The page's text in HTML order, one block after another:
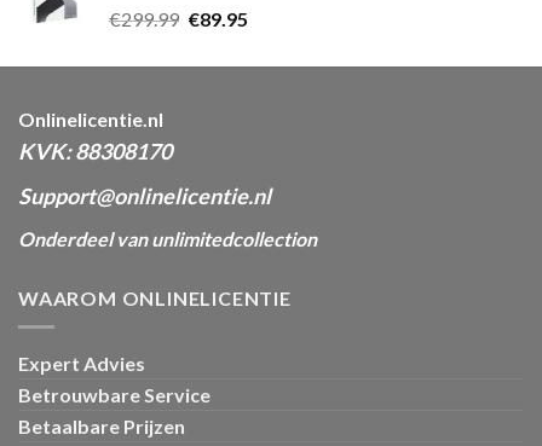
€299.99 Oorspronkelijke
was:
€89.95Huidige
is:
Onlinelicentie.nl
KVK: 88308170
Support@onlinelicentie.nl
Onderdeel van unlimitedcollection
WAAROM ONLINELICENTIE
Expert Advies
Betrouwbare Service
Betaalbare Prijzen